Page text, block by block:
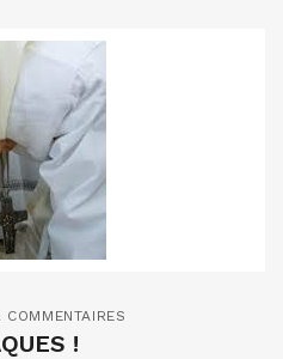
COMMENTAIRES
!